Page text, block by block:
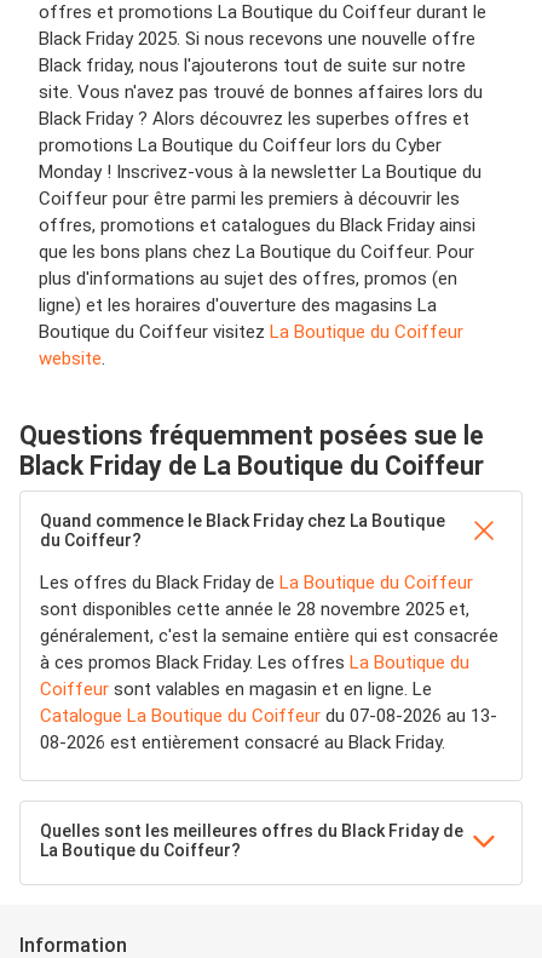
offres et promotions La Boutique du Coiffeur durant le
Black Friday 2025. Si nous recevons une nouvelle offre
Black friday, nous l'ajouterons tout de suite sur notre
site. Vous n'avez pas trouvé de bonnes affaires lors du
Black Friday ? Alors découvrez les superbes offres et
promotions La Boutique du Coiffeur lors du Cyber
Monday ! Inscrivez-vous à la newsletter La Boutique du
Coiffeur pour être parmi les premiers à découvrir les
offres, promotions et catalogues du Black Friday ainsi
que les bons plans chez La Boutique du Coiffeur. Pour
plus d'informations au sujet des offres, promos (en
ligne) et les horaires d'ouverture des magasins La
Boutique du Coiffeur visitez La Boutique du Coiffeur
website.
Questions fréquemment posées sue le
Black Friday de La Boutique du Coiffeur
Quand commence le Black Friday chez La Boutique
du Coiffeur?
Les offres du Black Friday de La Boutique du Coiffeur
sont disponibles cette année le 28 novembre 2025 et,
généralement, c'est la semaine entière qui est consacrée
à ces promos Black Friday. Les offres La Boutique du
Coiffeur sont valables en magasin et en ligne. Le
Catalogue La Boutique du Coiffeur du 07-08-2026 au 13-
08-2026 est entièrement consacré au Black Friday.
Quelles sont les meilleures offres du Black Friday de
La Boutique du Coiffeur?
Information